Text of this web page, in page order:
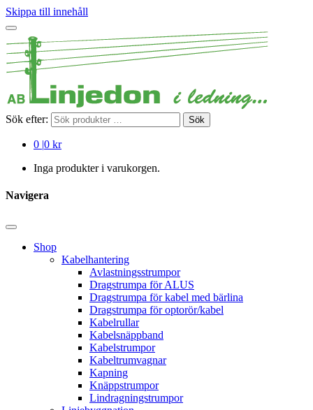
Skippa till innehåll
Sök efter: Sök
0 |0 kr
Inga produkter i varukorgen.
Navigera
Shop
Kabelhantering
Avlastningsstrumpor
Dragstrumpa för ALUS
Dragstrumpa för kabel med bärlina
Dragstrumpa för optorör/kabel
Kabelrullar
Kabelsnäppband
Kabelstrumpor
Kabeltrumvagnar
Kapning
Knäppstrumpor
Lindragningstrumpor